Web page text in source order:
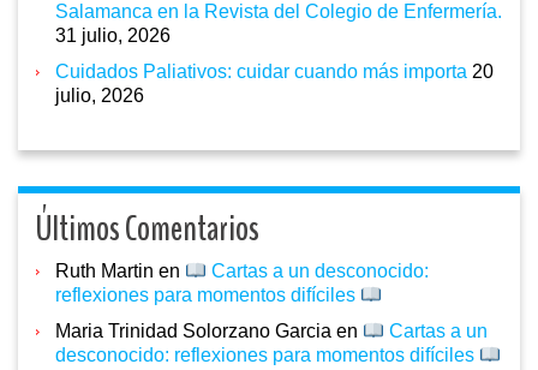
Salamanca en la Revista del Colegio de Enfermería.
31 julio, 2026
Cuidados Paliativos: cuidar cuando más importa 20
julio, 2026
Últimos Comentarios
Ruth Martin en
Cartas a un desconocido:
reflexiones para momentos difíciles
Maria Trinidad Solorzano Garcia en
Cartas a un
desconocido: reflexiones para momentos difíciles